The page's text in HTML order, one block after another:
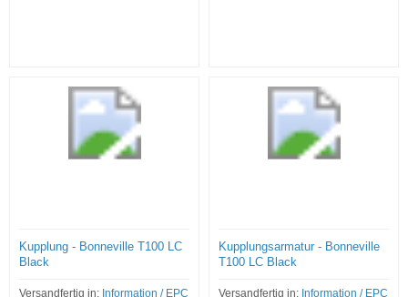
Kupplung - Bonneville T100 LC
Black
Versandfertig in: Information / EPC
Kupplungsarmatur - Bonneville
T100 LC Black
Versandfertig in: Information / EPC